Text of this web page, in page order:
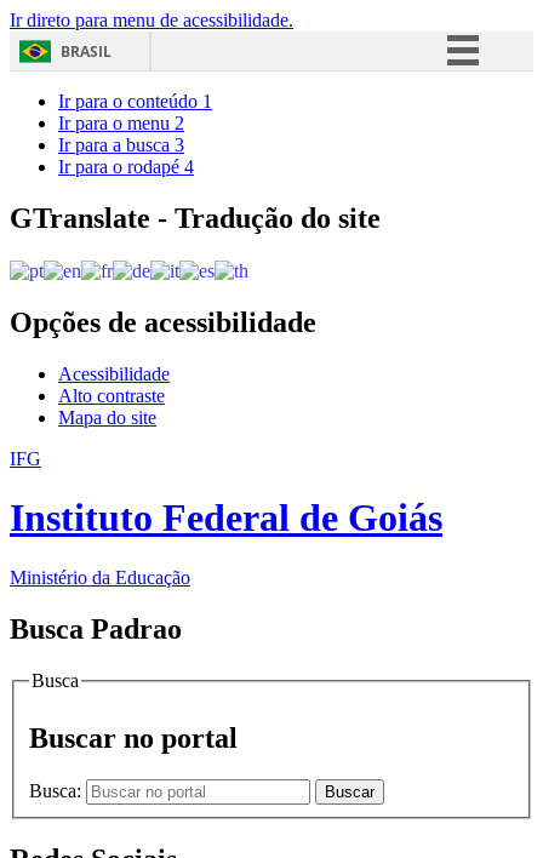
Ir direto para menu de acessibilidade.
BRASIL
Acesso à informação
Ir para o conteúdo 1
Ir para o menu 2
Ir para a busca 3
Ir para o rodapé 4
GTranslate - Tradução do site
Opções de acessibilidade
Acessibilidade
Alto contraste
Mapa do site
IFG
Instituto Federal de Goiás
Ministério da Educação
Busca Padrao
Busca
Buscar no portal
Busca: Buscar